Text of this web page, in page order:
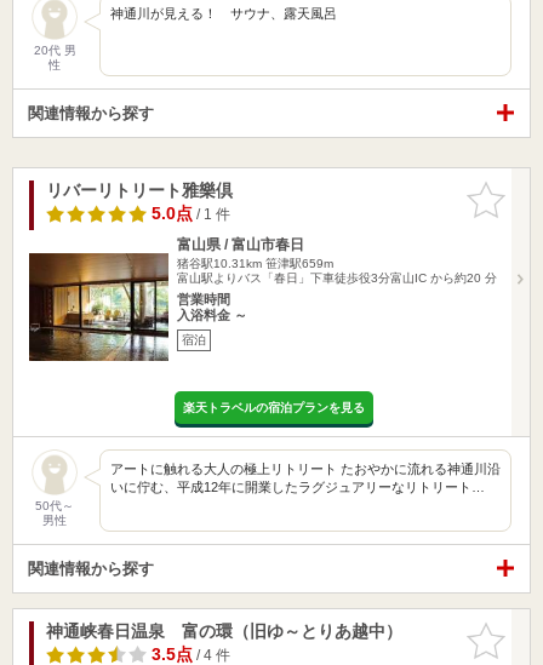
20代 男
性
神通川が見える！ サウナ、露天風呂
関連情報から探す
お気に入
りに追加
リバーリトリート雅樂倶
5.0点/ 1 件
富山県 / 富山市春日
猪谷駅10.31km 笹津駅659m
富山駅よりバス「春日」下車徒歩役3分富山IC から約20 分
営業時間
入浴料金 ～
宿泊
楽天トラベルの宿泊プランを見る
50代～
男性
アートに触れる大人の極上リトリート たおやかに流れる神通川沿
いに佇む、平成12年に開業したラグジュアリーなリトリート…
関連情報から探す
お気に入
りに追加
神通峡春日温泉 富の環（旧ゆ～とりあ越中）
3.5点/ 4 件